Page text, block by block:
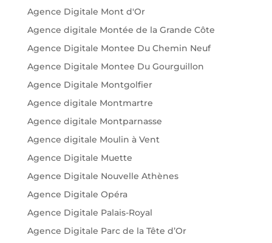
Agence Digitale Mont d'Or
Agence digitale Montée de la Grande Côte
Agence Digitale Montee Du Chemin Neuf
Agence Digitale Montee Du Gourguillon
Agence Digitale Montgolfier
Agence digitale Montmartre
Agence digitale Montparnasse
Agence digitale Moulin à Vent
Agence Digitale Muette
Agence Digitale Nouvelle Athènes
Agence Digitale Opéra
Agence Digitale Palais-Royal
Agence Digitale Parc de la Tête d’Or